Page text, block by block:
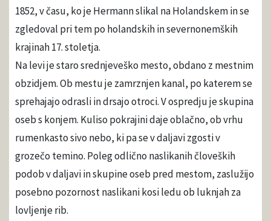
1852, v času, ko je Hermann slikal na Holandskem in se
zgledoval pri tem po holandskih in severnonemških
krajinah 17. stoletja.
Na levi je staro srednjeveško mesto, obdano z mestnim
obzidjem. Ob mestu je zamrznjen kanal, po katerem se
sprehajajo odrasli in drsajo otroci. V ospredju je skupina
oseb s konjem. Kuliso pokrajini daje oblačno, ob vrhu
rumenkasto sivo nebo, ki pa se v daljavi zgosti v
grozečo temino. Poleg odlično naslikanih človeških
podob v daljavi in skupine oseb pred mestom, zaslužijo
posebno pozornost naslikani kosi ledu ob luknjah za
lovljenje rib.